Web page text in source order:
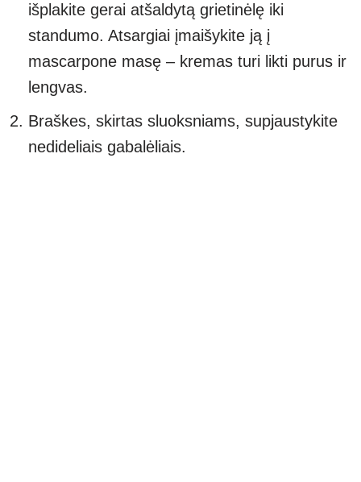
išplakite gerai atšaldytą grietinėlę iki
standumo. Atsargiai įmaišykite ją į
mascarpone masę – kremas turi likti purus ir
lengvas.
Braškes, skirtas sluoksniams, supjaustykite
nedideliais gabalėliais.